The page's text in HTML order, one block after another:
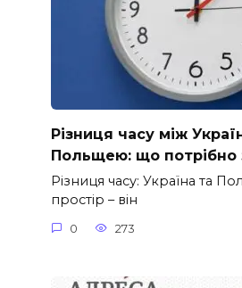
Різниця часу між
Польщею: що потрібно
Різниця часу: Україна та
простір – він
0 273